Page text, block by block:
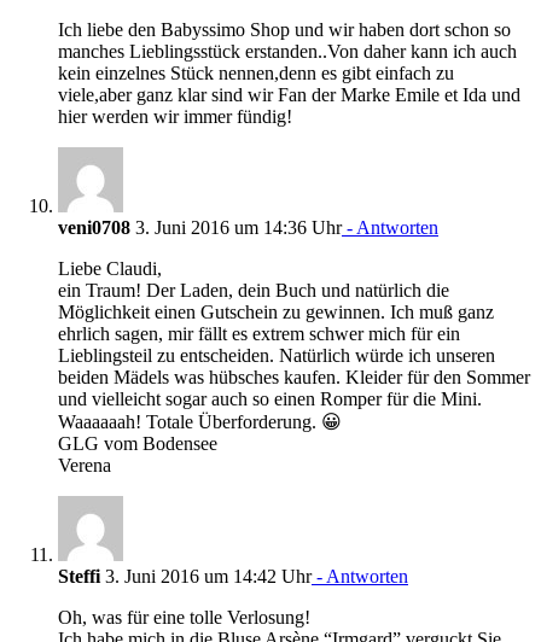
Ich liebe den Babyssimo Shop und wir haben dort schon so
manches Lieblingsstück erstanden..Von daher kann ich auch
kein einzelnes Stück nennen,denn es gibt einfach zu
viele,aber ganz klar sind wir Fan der Marke Emile et Ida und
hier werden wir immer fündig!
veni0708 3. Juni 2016 um 14:36 Uhr- Antworten
Liebe Claudi,
ein Traum! Der Laden, dein Buch und natürlich die
Möglichkeit einen Gutschein zu gewinnen. Ich muß ganz
ehrlich sagen, mir fällt es extrem schwer mich für ein
Lieblingsteil zu entscheiden. Natürlich würde ich unseren
beiden Mädels was hübsches kaufen. Kleider für den Sommer
und vielleicht sogar auch so einen Romper für die Mini.
Waaaaaah! Totale Überforderung. 😀
GLG vom Bodensee
Verena
Steffi 3. Juni 2016 um 14:42 Uhr- Antworten
Oh, was für eine tolle Verlosung!